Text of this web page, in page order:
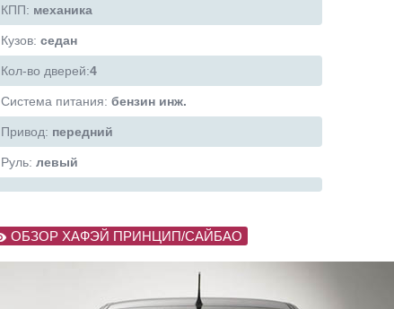
КПП: механика
Кузов: cедан
Кол-во дверей:4
Система питания: бензин инж.
Привод: передний
Руль: левый
ОБЗОР ХАФЭЙ ПРИНЦИП/САЙБАО